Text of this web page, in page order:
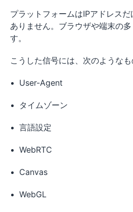
プラットフォームはIPアドレス
ありません。ブラウザや端末の
す。
こうした信号には、次のようなも
User-Agent
タイムゾーン
言語設定
WebRTC
Canvas
WebGL